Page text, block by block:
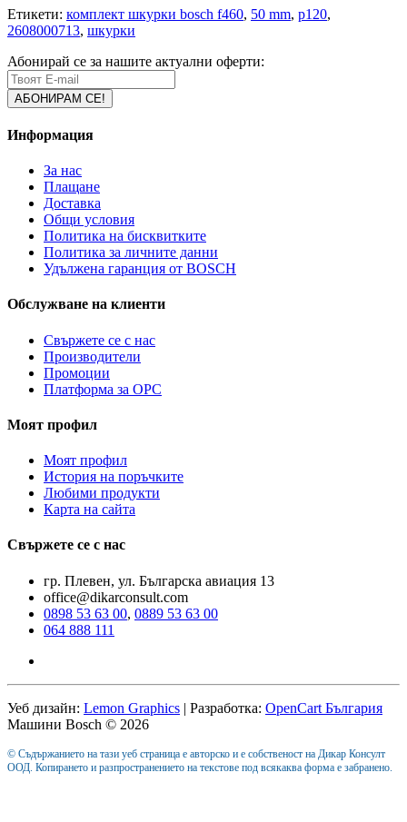
Етикети: комплект шкурки bosch f460, 50 mm, p120,
2608000713, шкурки
Абонирай се за нашите актуални оферти:
Информация
За нас
Плащане
Доставка
Общи условия
Политика на бисквитките
Политика за личните данни
Удължена гаранция от BOSCH
Обслужване на клиенти
Свържете се с нас
Производители
Промоции
Платформа за ОРС
Моят профил
Моят профил
История на поръчките
Любими продукти
Карта на сайта
Свържете се с нас
гр. Плевен, ул. Българска авиация 13
office@dikarconsult.com
0898 53 63 00, 0889 53 63 00
064 888 111
Уеб дизайн: Lemon Graphics | Разработка: OpenCart България
Машини Bosch © 2026
© Съдържанието на тази уеб страница е авторско и е собственост на Дикар Консулт
ООД. Копирането и разпространението на текстове под всякаква форма е забранено.